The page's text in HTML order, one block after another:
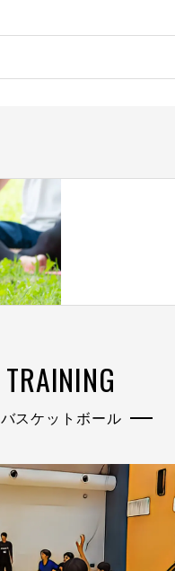
TRAINING
バスケットボール